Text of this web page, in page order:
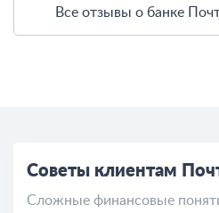
Все отзывы о банке
Советы клиентам
Сложные финансовые